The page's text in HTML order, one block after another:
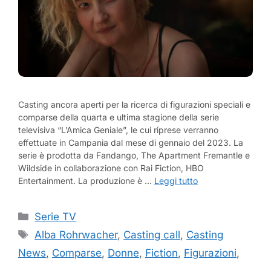
Casting ancora aperti per la ricerca di figurazioni speciali e
comparse della quarta e ultima stagione della serie
televisiva “L’Amica Geniale”, le cui riprese verranno
effettuate in Campania dal mese di gennaio del 2023. La
serie è prodotta da Fandango, The Apartment Fremantle e
Wildside in collaborazione con Rai Fiction, HBO
Entertainment. La produzione è … Leggi tutto
Categorie
Serie TV
Tag
Alba Rohrwacher, Casting call, Casting
News, Comparse, Donne, Fiction, Figurazioni,